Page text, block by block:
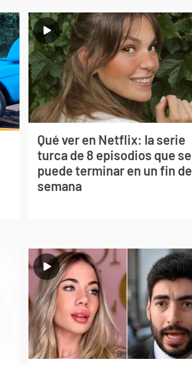
Qué ver en Netflix: la serie
turca de 8 episodios que se
puede terminar en un fin de
semana